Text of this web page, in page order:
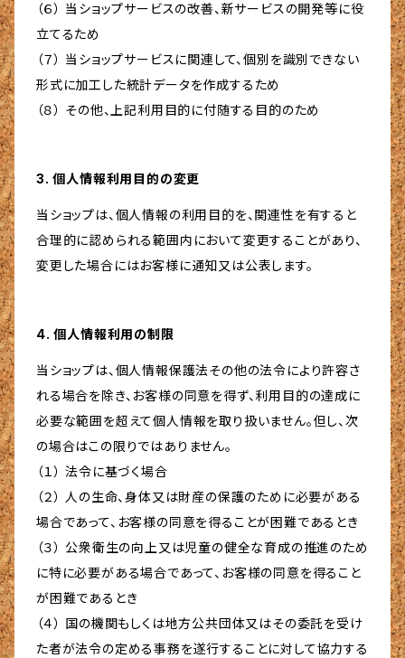
（６） 当ショップサービスの改善、新サービスの開発等に役
立てるため
（７） 当ショップサービスに関連して、個別を識別できない
形式に加工した統計データを作成するため
（８） その他、上記利用目的に付随する目的のため
3. 個人情報利用目的の変更
当ショップは、個人情報の利用目的を、関連性を有すると
合理的に認められる範囲内において変更することがあり、
変更した場合にはお客様に通知又は公表します。
4. 個人情報利用の制限
当ショップは、個人情報保護法その他の法令により許容さ
れる場合を除き、お客様の同意を得ず、利用目的の達成に
必要な範囲を超えて個人情報を取り扱いません。但し、次
の場合はこの限りではありません。
（１） 法令に基づく場合
（２） 人の生命、身体又は財産の保護のために必要がある
場合であって、お客様の同意を得ることが困難であるとき
（３） 公衆衛生の向上又は児童の健全な育成の推進のため
に特に必要がある場合であって、お客様の同意を得ること
が困難であるとき
（４） 国の機関もしくは地方公共団体又はその委託を受け
た者が法令の定める事務を遂行することに対して協力する